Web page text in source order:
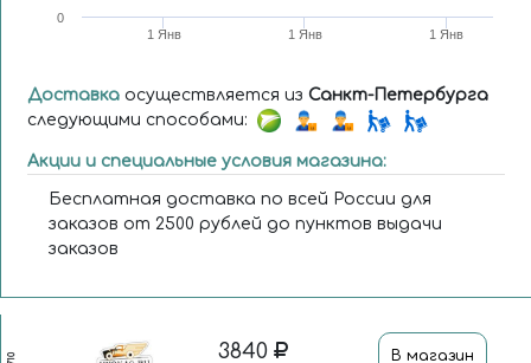
1 Янв 1 Янв 1 Янв
0
Доставка осуществляется из Санкт-Петербурга
следующими способами:
Акции и специальные условия магазина:
Бесплатная доставка по всей России для
заказов от 2500 рублей до пунктов выдачи
заказов
3840 В магазин